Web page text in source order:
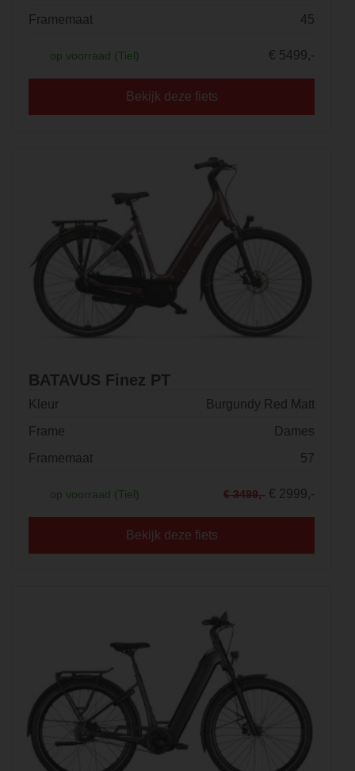
Framemaat 45
op voorraad (Tiel) € 5499,-
Bekijk deze fiets
BATAVUS Finez PT
Kleur
Burgundy Red Matt
Frame
Dames
Framemaat
57
op voorraad (Tiel) € 3499,- € 2999,-
Bekijk deze fiets